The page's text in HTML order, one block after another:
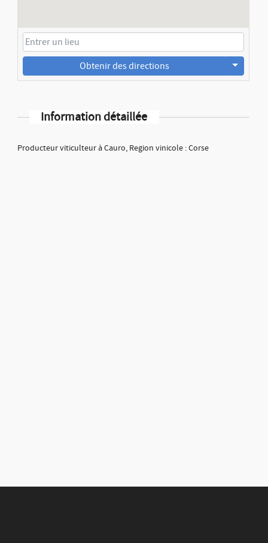
Obtenir des directions
Information détaillée
Producteur viticulteur à Cauro, Region vinicole : Corse